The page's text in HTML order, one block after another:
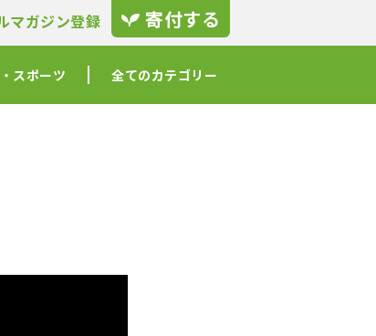
マガジン登録 寄付する
スポーツ 全てのカテゴリー